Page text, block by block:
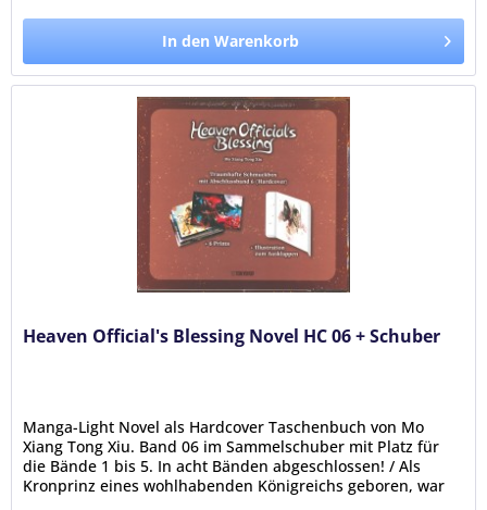
In den Warenkorb
Heaven Official's Blessing Novel HC 06 + Schuber
Manga-Light Novel als Hardcover Taschenbuch von Mo
Xiang Tong Xiu. Band 06 im Sammelschuber mit Platz für
die Bände 1 bis 5. In acht Bänden abgeschlossen! / Als
Kronprinz eines wohlhabenden Königreichs geboren, war